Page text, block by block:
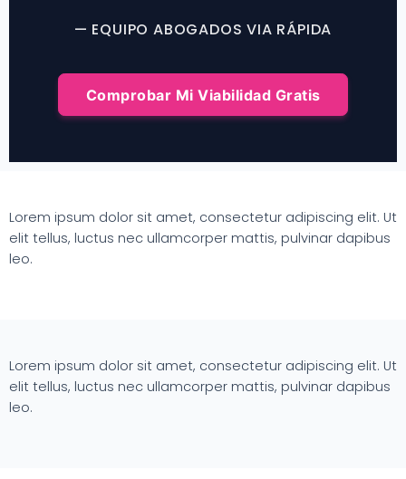
— EQUIPO ABOGADOS VIA RÁPIDA
Comprobar Mi Viabilidad Gratis
Lorem ipsum dolor sit amet, consectetur adipiscing elit. Ut
elit tellus, luctus nec ullamcorper mattis, pulvinar dapibus
leo.
Lorem ipsum dolor sit amet, consectetur adipiscing elit. Ut
elit tellus, luctus nec ullamcorper mattis, pulvinar dapibus
leo.